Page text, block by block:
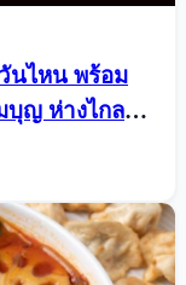
นไหน พร้อม
บุญ ห่างไกล